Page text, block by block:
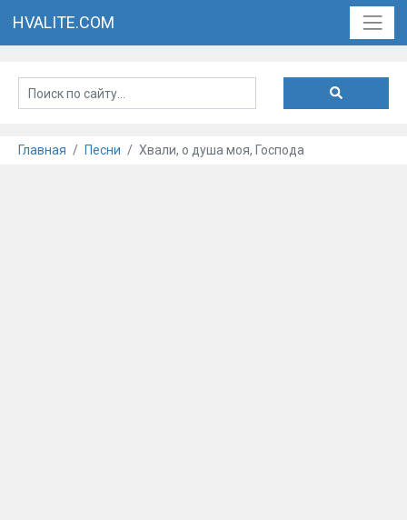
HVALITE.COM
Главная Песни Хвали, о душа моя, Господа